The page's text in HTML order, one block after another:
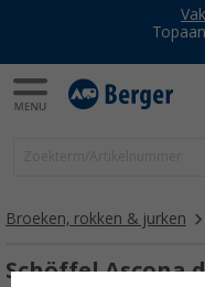
Broeken, rokken & jurken
Schöffel Ascona